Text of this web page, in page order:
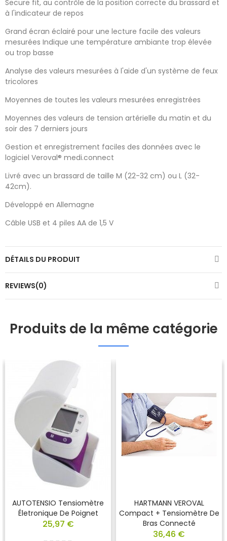
Secure fit, au contrôle de la position correcte du brassard et
à l'indicateur de repos
Grand écran éclairé pour une lecture facile des valeurs
mesurées Indique une température ambiante trop élevée
ou trop basse
Analyse des valeurs mesurées à l'aide d'un système de feux
tricolores
Moyennes de toutes les valeurs mesurées enregistrées
Moyennes des valeurs de tension artérielle du matin et du
soir des 7 derniers jours
Gestion et enregistrement faciles des données avec le
logiciel Veroval® medi.connect
Livré avec un brassard de taille M (22-32 cm) ou L (32-
42cm).
Développé en Allemagne
Câble USB et 4 piles AA de 1,5 V
DÉTAILS DU PRODUIT
REVIEWS(0)
Produits de la même catégorie
AUTOTENSIO Tensiomètre
Életronique De Poignet
25,97 €
HARTMANN VEROVAL
Compact + Tensiomètre De
Bras Connecté
36,46 €